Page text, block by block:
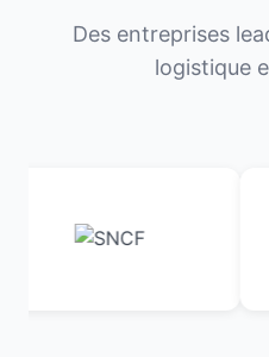
Des entreprises
logistique